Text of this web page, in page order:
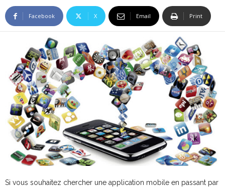
Facebook X Email Print
Si vous souhaitez chercher une application mobile en passant par